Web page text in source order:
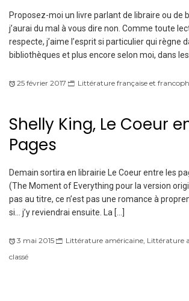
Proposez-moi un livre parlant de libraire ou de
j’aurai du mal à vous dire non. Comme toute
respecte, j’aime l’esprit si particulier qui règne
bibliothèques et plus encore selon moi, dans les
25 février 2017 Littérature française et
Shelly King, Le Coeur
Pages
Demain sortira en librairie Le Coeur entre les
(The Moment of Everything pour la version
pas au titre, ce n’est pas une romance à
si… j’y reviendrai ensuite. La […]
3 mai 2015 Littérature américaine Littérature
classé